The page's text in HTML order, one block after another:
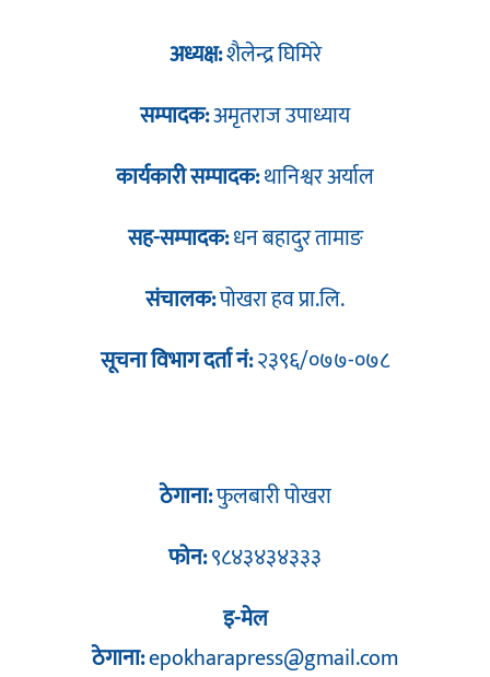
अध्यक्ष:शैलेन्द्र घिमिरे
सम्पादक:अमृतराज उपाध्याय
कार्यकारी सम्पादक:थानिश्वर अर्याल
सह-सम्पादक:धन बहादुर तामाङ
संचालक:पोखरा हव प्रा.लि.
सूचना विभाग दर्ता नं:२३९६/०७७-०७८
ठेगाना:फुलबारी पोखरा
फोन:९८४३४३४३३३
इ-मेल
ठेगाना:epokharapress@gmail.com